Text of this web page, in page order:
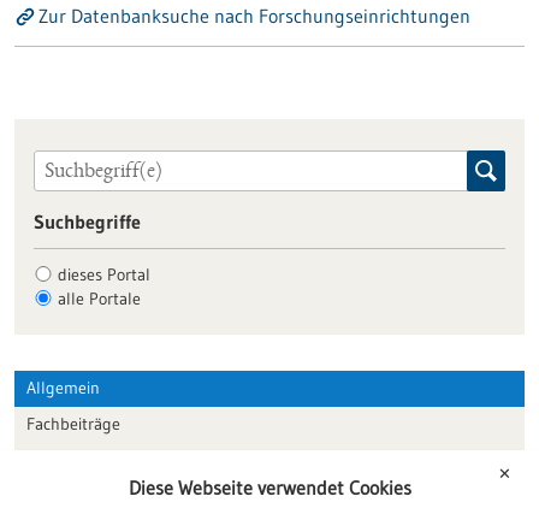
Zur Datenbanksuche nach Forschungseinrichtungen
Suchbegriffe
dieses Portal
alle Portale
Allgemein
Fachbeiträge
Veranstaltungen
✕
Diese Webseite verwendet Cookies